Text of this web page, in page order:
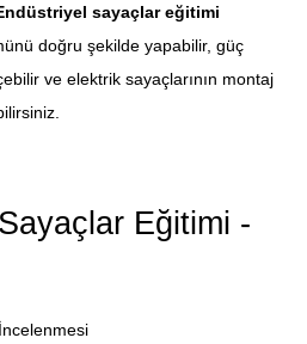
sayaçlar eğitimi
doğru şekilde yapabilir, güç
ve elektrik sayaçlarının montaj
Eğitimi -